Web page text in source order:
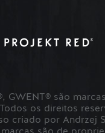
GWENT® são
os direitos
criado por Andrzej